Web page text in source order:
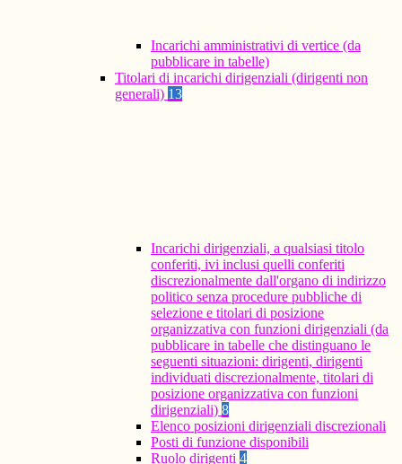
Incarichi amministrativi di vertice (da
pubblicare in tabelle)
Titolari di incarichi dirigenziali (dirigenti non
generali) 13
Incarichi dirigenziali, a qualsiasi titolo
conferiti, ivi inclusi quelli conferiti
discrezionalmente dall'organo di indirizzo
politico senza procedure pubbliche di
selezione e titolari di posizione
organizzativa con funzioni dirigenziali (da
pubblicare in tabelle che distinguano le
seguenti situazioni: dirigenti, dirigenti
individuati discrezionalmente, titolari di
posizione organizzativa con funzioni
dirigenziali) 8
Elenco posizioni dirigenziali discrezionali
Posti di funzione disponibili
Ruolo dirigenti 4